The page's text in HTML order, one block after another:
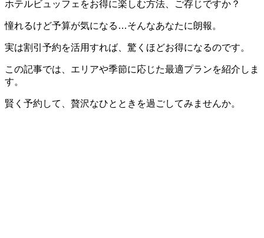
ホテルビュッフェをお得に楽しむ方法、ご存じですか？
憧れるけど予算が気になる…そんなあなたに朗報。
実は割引予約を活用すれば、驚くほどお得になるのです。
この記事では、エリアや季節に応じた最適プランを紹介しま
す。
賢く予約して、贅沢なひとときを過ごしてみませんか。